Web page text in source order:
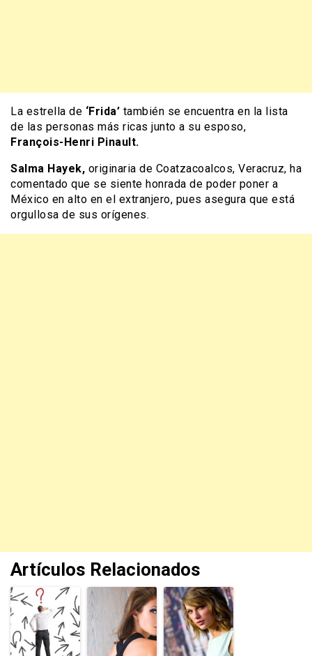
La estrella de ‘Frida’ también se encuentra en la lista
de las personas más ricas junto a su esposo,
François-Henri Pinault.
Salma Hayek, originaria de Coatzacoalcos, Veracruz, ha
comentado que se siente honrada de poder poner a
México en alto en el extranjero, pues asegura que está
orgullosa de sus orígenes.
Artículos Relacionados